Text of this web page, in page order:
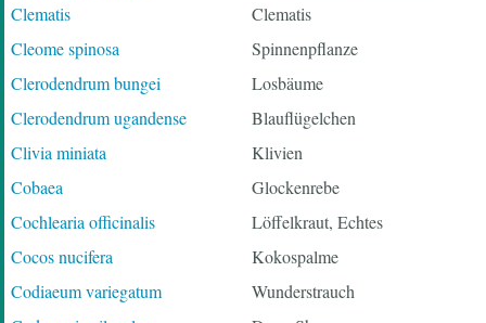
Clematis
Clematis
Cleome spinosa
Spinnenpflanze
Clerodendrum bungei
Losbäume
Clerodendrum ugandense
Blauflügelchen
Clivia miniata
Klivien
Cobaea
Glockenrebe
Cochlearia officinalis
Löffelkraut, Echtes
Cocos nucifera
Kokospalme
Codiaeum variegatum
Wunderstrauch